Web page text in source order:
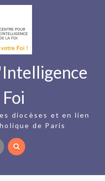
diocèses et en lien
de Paris